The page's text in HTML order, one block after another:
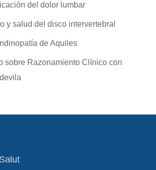
del dolor lumbar
y salud del disco intervertebral
de Aquiles
sobre Razonamiento Clínico con